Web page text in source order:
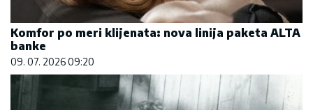
Komfor po meri klijenata: nova linija paketa ALTA
banke
09. 07. 2026 09:20